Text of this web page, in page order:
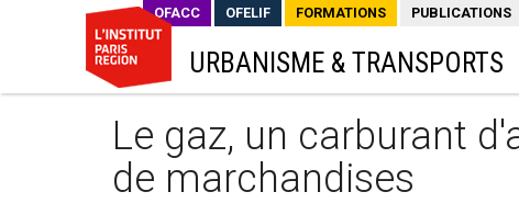
OFACC OFELIF FORMATIONS PUBLICATIONS
URBANISME & TRANSPORTS
Le gaz, un carburant
de marchandises